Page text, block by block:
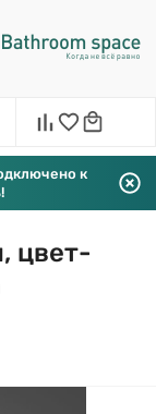
к
цвет-